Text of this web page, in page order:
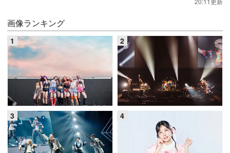
画像ランキング